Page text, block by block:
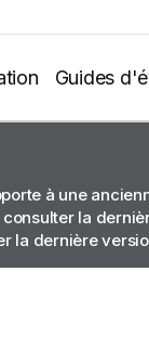
Guides
à une
la
la dernière